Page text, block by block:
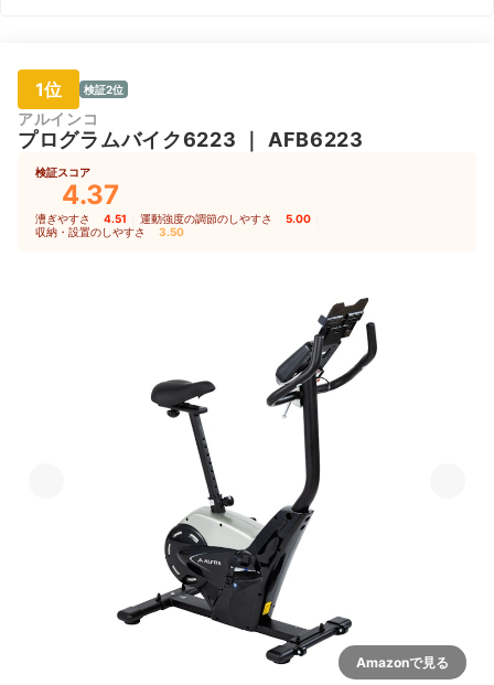
1位 検証2位
アルインコ
プログラムバイク6223 ｜ AFB6223
検証スコア
4.37
漕ぎやすさ 4.51 運動強度の調節のしやすさ 5.00
収納・設置のしやすさ 3.50
Amazonで見る